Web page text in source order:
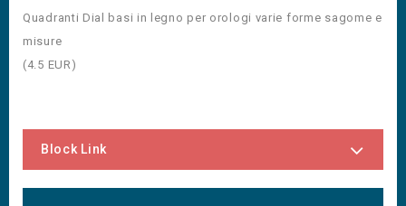
Quadranti Dial basi in legno per orologi varie forme sagome e
misure
(4.5 EUR )
Block Link